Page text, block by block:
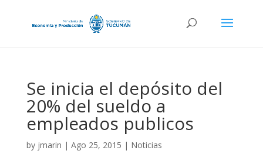
Se inicia el depósito del
20% del sueldo a
empleados publicos
by jmarin | Ago 25, 2015 | Noticias